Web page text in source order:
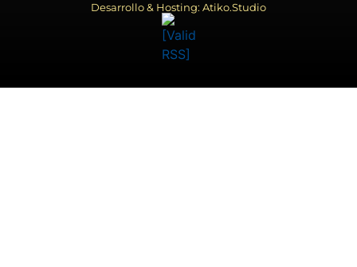
Desarrollo & Hosting: Atiko.Studio